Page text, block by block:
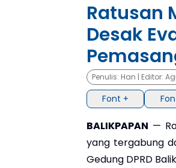
Ratusan
Desak
Penulis: Han | Editor:
Font +
BALIKPAPAN —
yang tergabung
Gedung DPRD